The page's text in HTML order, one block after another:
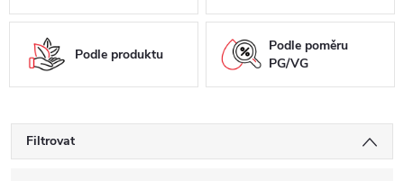
Podle produktu
Podle poměru
PG/VG
Filtrovat